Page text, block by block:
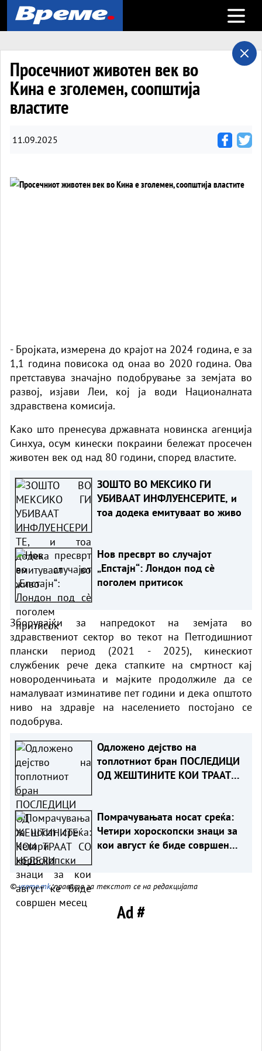
Open
Просечниот животен век во
Кина е зголемен, соопштија
властите
11.09.2025
- Бројката, измерена до крајот на 2024 година, е за
1,1 година повисока од онаа во 2020 година. Ова
претставува значајно подобрување за земјата во
развој, изјави Леи, кој ја води Националната
здравствена комисија.
Како што пренесува државната новинска агенција
Синхуа, oсум кинески покраини бележат просечен
животен век од над 80 години, според властите.
ЗОШТО ВО МЕКСИКО ГИ
УБИВААТ ИНФЛУЕНСЕРИТЕ, и
тоа додека емитуваат во живо
Нов пресврт во случајот
„Епстајн“: Лондон под сè
поголем притисок
Зборувајќи за напредокот на земјата во
здравствениот сектор во текот на Петгодишниот
плански период (2021 - 2025), кинескиот
службеник рече дека стапките на смртност кај
новороденчињата и мајките продолжиле да се
намалуваат изминативе пет години и дека општото
ниво на здравје на населението постојано се
подобрува.
Одложено дејство на
топлотниот бран ПОСЛЕДИЦИ
ОД ЖЕШТИНИТЕ КОИ ТРААТ
Помрачувањата носат среќа:
Четири хороскопски знаци за
кои август ќе биде совршен
©vreme.mk, правата за текстот се на редакцијата
Ad #